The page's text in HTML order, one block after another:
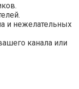
и нежелательных
канала или